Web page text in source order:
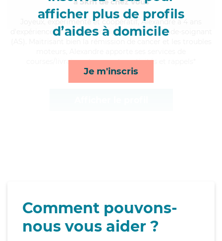
afficher plus de profils
d’aides à domicile
Je m'inscris
à 5km de chez Vous
, expérimenté et coopératif, Alexandre a 4 ans
d'expérience et possède un diplôme d'Etat d'aide-soignant
courses/livraison, transports, activités et rappels*
Comment pouvons-
nous vous aider ?